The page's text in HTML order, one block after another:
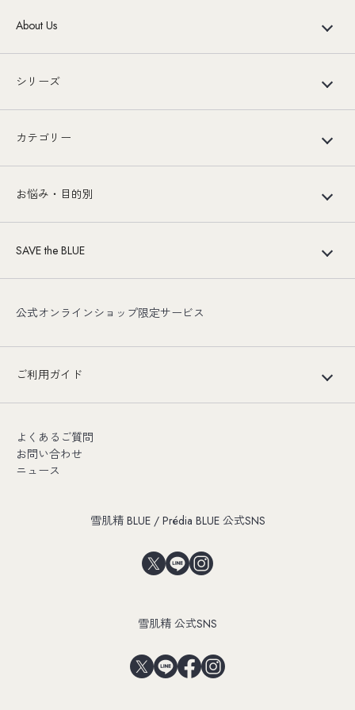
About Us
シリーズ
カテゴリー
お悩み・目的別
SAVE the BLUE
公式オンラインショップ限定サービス
ご利用ガイド
よくあるご質問
お問い合わせ
ニュース
雪肌精 BLUE / Prédia BLUE 公式SNS
雪肌精 公式SNS